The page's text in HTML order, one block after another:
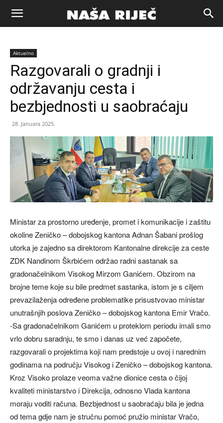
Naša
riječ
Zenica
Aktuelno
Razgovarali o gradnji i
održavanju cesta i
bezbjednosti u saobraćaju
28. Januara 2025.
Ministar za prostorno uređenje, promet i komunikacije i zaštitu
okoline Zeničko – dobojskog kantona Adnan Šabani prošlog
utorka je zajedno sa direktorom Kantonalne direkcije za ceste
ZDK Nandinom Škrbićem održao radni sastanak sa
gradonačelnikom Visokog Mirzom Ganićem. Obzirom na
brojne teme koje su bile predmet sastanka, istom je s ciljem
prevazilaženja određene problematike prisustvovao ministar
unutrašnjih poslova Zeničko – dobojskog kantona Emir Vračo.
-Sa gradonačelnikom Ganićem u proteklom periodu imali smo
vrlo dobru saradnju, te smo i danas uz već započete,
razgovarali o projektima koji nam predstoje u ovoj i narednim
godinama na području Visokog i Zeničko – dobojskog kantona.
Kroz Visoko prolaze veoma važne dionice cesta o čijoj
kvaliteti ministarstvo i Direkcija, odnosno Vlada kantona
moraju voditi računa. Bezbjednost u saobraćaju bila je jedna
od tema gdje nam je stručnu pomoć pružio ministar Vračo,